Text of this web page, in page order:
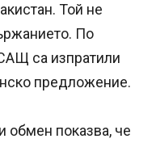
Той не
По
са изпратили
предложение.
обмен показва, че